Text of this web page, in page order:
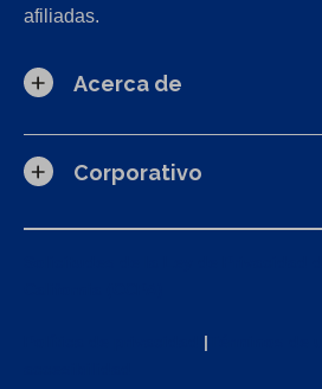
afiliadas.
Acerca de
Corporativo
|